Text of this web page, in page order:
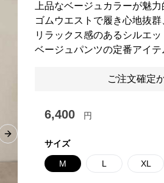
Next slide
上品なベージュカラーが魅
ゴムウエストで履き心地抜
リラックス感のあるシルエ
ベージュパンツの定番アイテ
ご注文確定
6,400 円
サイズ
M L XL